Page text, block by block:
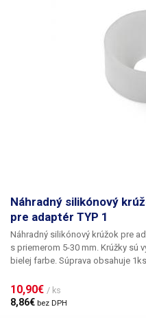
Náhradný silikónový
pre adaptér TYP 1
Náhradný silikónový krúžok pre
s priemerom 5-30 mm. Krúžky sú
bielej farbe. Súprava obsahuje
10,90€ / ks
8,86€ bez DPH